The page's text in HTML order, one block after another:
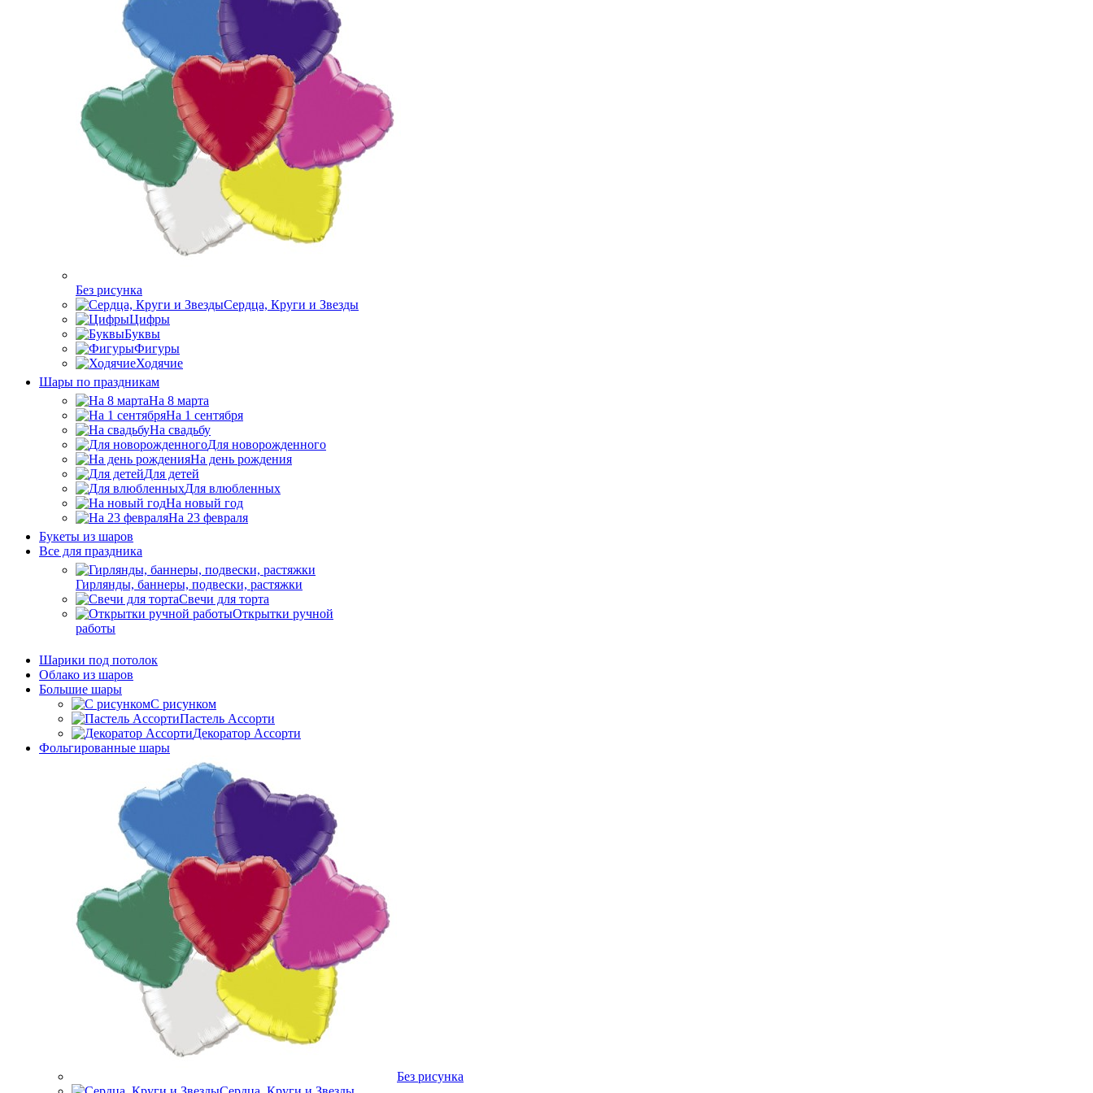
Без рисунка
Сердца, Круги и Звезды
Цифры
Буквы
Фигуры
Ходячие
Шары по праздникам
На 8 марта
На 1 сентября
На свадьбу
Для новорожденного
На день рождения
Для детей
Для влюбленных
На новый год
На 23 февраля
Букеты из шаров
Bсе для праздника
Гирлянды, баннеры, подвески, растяжки
Свечи для торта
Открытки ручной
работы
Шарики под потолок
Облако из шаров
Большие шары
C рисунком
Пастель Ассорти
Декоратор Ассорти
Фольгированные шары
Без рисунка